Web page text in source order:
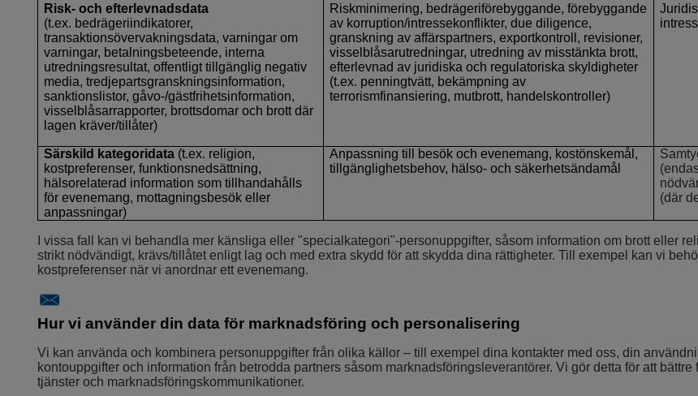
Risk- och efterlevnadsdata
(t.ex. bedrägeriindikatorer,
transaktionsövervakningsdata, varningar om
varningar, betalningsbeteende, interna
utredningsresultat, offentligt tillgänglig negativ
media, tredjepartsgranskningsinformation,
sanktionslistor, gåvo-/gästfrihetsinformation,
visselblåsarrapporter, brottsdomar och brott där
lagen kräver/tillåter)
Riskminimering, bedrägeriförebyggande, förebyggande
av korruption/intressekonflikter, due diligence,
granskning av affärspartners, exportkontroll, revisioner,
visselblåsarutredningar, utredning av misstänkta brott,
efterlevnad av juridiska och regulatoriska skyldigheter
(t.ex. penningtvätt, bekämpning av
terrorismfinansiering, mutbrott, handelskontroller)
Särskild kategoridata (t.ex. religion,
kostpreferenser, funktionsnedsättning,
hälsorelaterad information som tillhandahålls
för evenemang, mottagningsbesök eller
anpassningar)
Anpassning till besök och evenemang, kostönskemål,
tillgänglighetsbehov, hälso- och säkerhetsändamål
(där
I vissa fall kan vi behandla mer känsliga eller "specialkategori"-personuppgifter, såsom information om brott eller
strikt nödvändigt, krävs/tillåtet enligt lag och med extra skydd för att skydda dina rättigheter. Till exempel kan vi
kostpreferenser när vi anordnar ett evenemang.
Hur vi använder din data för marknadsföring och personalisering
Vi kan använda och kombinera personuppgifter från olika källor – till exempel dina kontakter med oss, din
kontouppgifter och information från betrodda partners såsom marknadsföringsleverantörer. Vi gör detta för att
tjänster och marknadsföringskommunikationer.